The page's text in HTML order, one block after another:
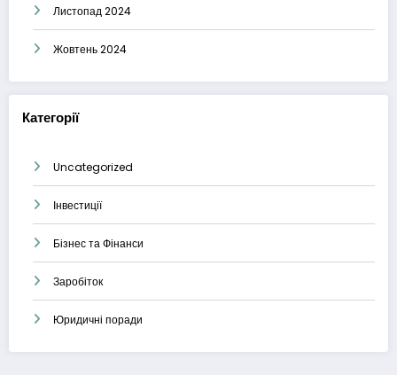
Листопад 2024
Жовтень 2024
Категорії
Uncategorized
Інвестиції
Бізнес та Фінанси
Заробіток
Юридичні поради